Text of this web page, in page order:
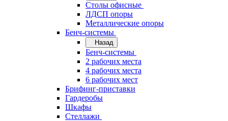
Cтолы офисные
ЛДСП опоры
Металлические опоры
Бенч-системы
Назад
Бенч-системы
2 рабочих места
4 рабочих места
6 рабочих мест
Брифинг-приставки
Гардеробы
Шкафы
Стеллажи